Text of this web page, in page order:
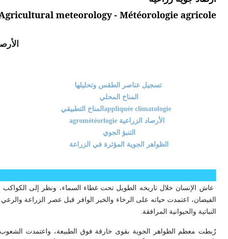
meteorology - Météorologie agricole
تسجيل عناصر الطقس وتحليلها
المناخ المحلي
climatologie
appliquée المناخ التطبيقي
agrométéorlogie الأرصاد الزراعية
التنبؤ الجوي
الظواهر الجوية المؤثرة في الزراعة
عاش الإنسان خلال تاريخه الطويل تحت غطاء السماء، ونظر إلى
الفيضان، اعتمدت حياته على الرخاء والخير الوافر قبل عصر الزراعة
النباتية والحيوانية المرافقة.
رُبطت معظم الظواهر الجوية بقوى خارقة فوق الطبيعة، واعتمدت